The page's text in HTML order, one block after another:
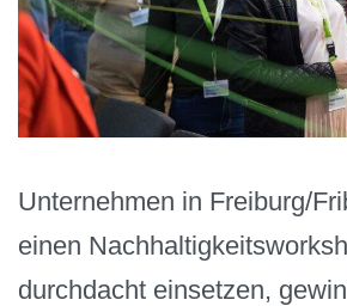
Unternehmen in Freiburg/
einen
durchdacht einsetzen,